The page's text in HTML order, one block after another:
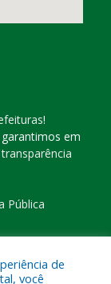
!
em
Pública
de
você